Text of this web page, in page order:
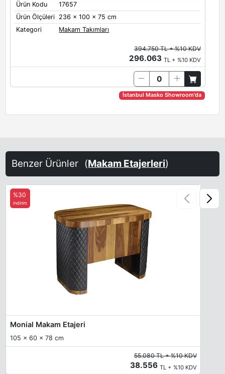
Ürün Kodu
17657
Ürün Ölçüleri 236 x 100 x 75 cm
Kategori
Makam Takımları
394.750 TL + %10 KDV
296.063TL + %10 KDV
İstanbul Masko Showroom'da
Benzer Ürünler (Makam Etajerleri)
Monial Makam Etajeri
105 x 60 x 78 cm
%30
indirim
55.080 TL + %10 KDV
38.556 TL + %10 KDV